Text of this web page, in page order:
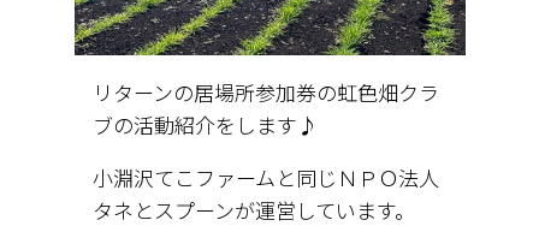
リターンの居場所参加券の虹色畑クラ
ブの活動紹介をします♪
小淵沢てこファームと同じＮＰＯ法人
タネとスプーンが運営しています。